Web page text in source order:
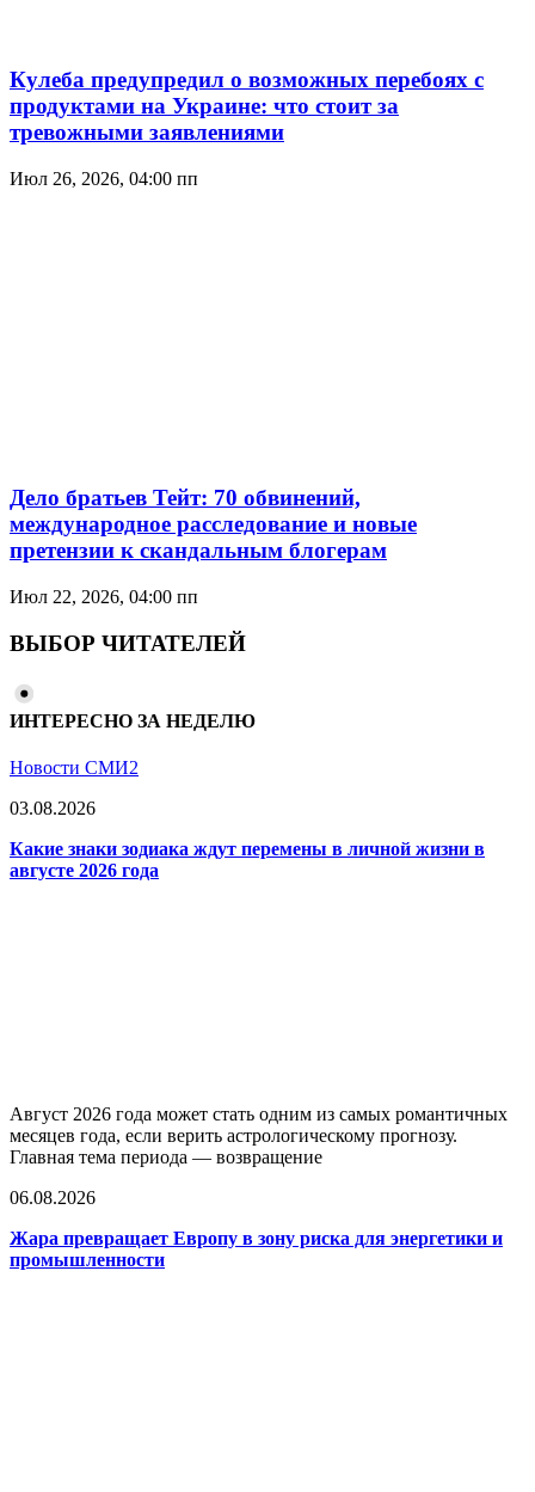
Кулеба предупредил о возможных перебоях с
продуктами на Украине: что стоит за
тревожными заявлениями
Июл 26, 2026, 04:00 пп
Дело братьев Тейт: 70 обвинений,
международное расследование и новые
претензии к скандальным блогерам
Июл 22, 2026, 04:00 пп
ВЫБОР ЧИТАТЕЛЕЙ
ИНТЕРЕСНО ЗА НЕДЕЛЮ
Новости СМИ2
03.08.2026
Какие знаки зодиака ждут перемены в личной жизни в
августе 2026 года
Август 2026 года может стать одним из самых романтичных
месяцев года, если верить астрологическому прогнозу.
Главная тема периода — возвращение
06.08.2026
Жара превращает Европу в зону риска для энергетики и
промышленности